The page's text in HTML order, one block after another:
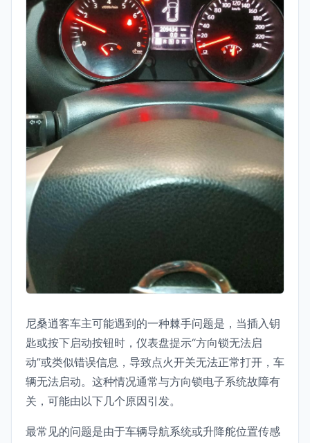
尼桑逍客车主可能遇到的一种棘手问题是，当插入钥
匙或按下启动按钮时，仪表盘提示“方向锁无法启
动”或类似错误信息，导致点火开关无法正常打开，车
辆无法启动。这种情况通常与方向锁电子系统故障有
关，可能由以下几个原因引发。
最常见的问题是由于车辆导航系统或升降舵位置传感